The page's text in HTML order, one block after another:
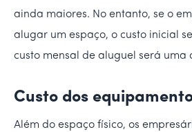
ainda maiores. No entanto, se o
alugar um espaço, o custo inicial
custo mensal de aluguel será uma
Custo dos
Além do espaço físico, os